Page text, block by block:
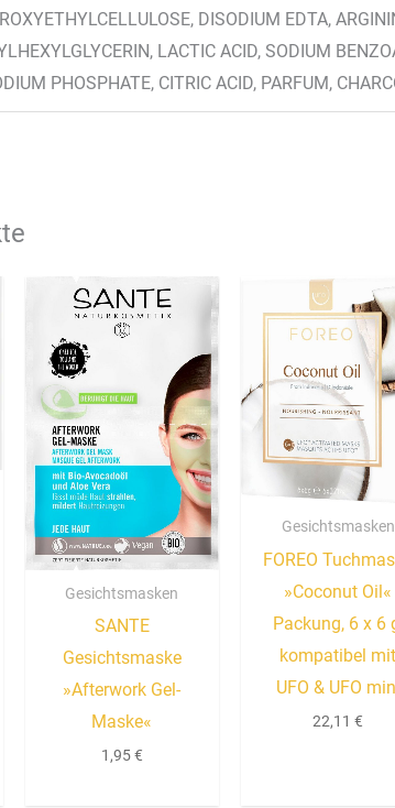
DISODIUM EDTA,
LACTIC ACID, SODIUM
PHOSPHATE, CITRIC ACID, PARFUM,
Gesichtsmasken
SANTE
Gesichtsmaske
»Afterwork Gel-
Maske«
1,95€
Gesichtsmasken
FOREO
»Coconut Oil«
Packung, 6 x 6
kompatibel mit
UFO & UFO
22,11€